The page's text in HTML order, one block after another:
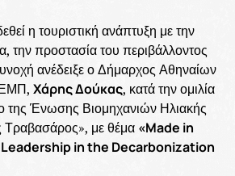
η τουριστική ανάπτυξη με την
την προστασία του περιβάλλοντος
ανέδειξε ο Δήμαρχος Αθηναίων
ΕΜΠ, Χάρης Δούκας, κατά την ομιλία
της Ένωσης Βιομηχανιών Ηλιακής
Τραβασάρος», με θέμα «Made in
in the Decarbonization